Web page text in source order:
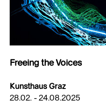
Freeing the Voices
Kunsthaus Graz
28.02. - 24.08.2025